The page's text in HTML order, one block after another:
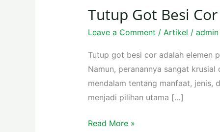
Tutup Got Besi
Leave a Comment / Artikel / admin
Tutup got besi cor adalah elemen
Namun, peranannya sangat
mendalam tentang manfaat, jenis,
menjadi pilihan utama […]
Read More »